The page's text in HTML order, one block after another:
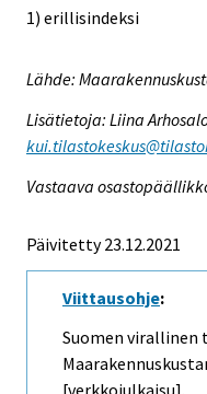
1) erillisindeksi
Lähde:
Lisätietoja: Liina
Vastaava
Päivitetty 23.12.2021
Viittausohje:
Suomen virallinen